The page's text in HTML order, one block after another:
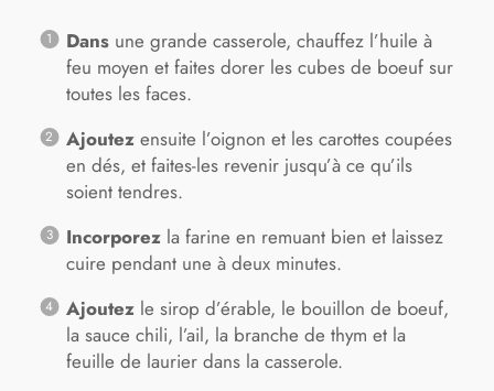
Dansune grande casserole, chauffez l’huile à
feu moyen et faites dorer les cubes de boeuf sur
toutes les faces.
Ajoutezensuite l’oignon et les carottes coupées
en dés, et faites-les revenir jusqu’à ce qu’ils
soient tendres.
Incorporezla farine en remuant bien et laissez
cuire pendant une à deux minutes.
Ajoutezle sirop d’érable, le bouillon de boeuf,
la sauce chili, l’ail, la branche de thym et la
feuille de laurier dans la casserole.